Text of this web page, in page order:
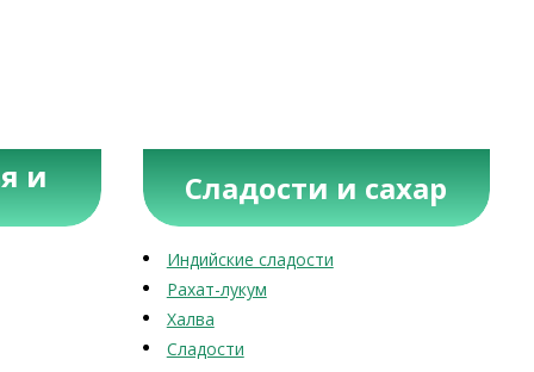
и Сладости и сахар
Индийские сладости
Рахат-лукум
Халва
Сладости